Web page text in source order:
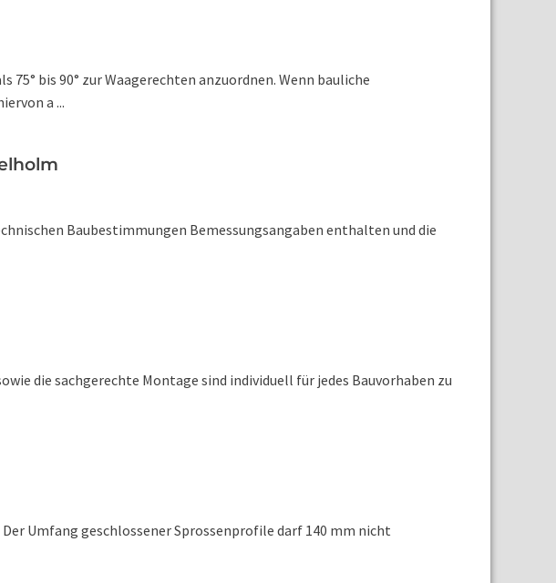
bis 90° zur Waagerechten anzuordnen. Wenn bauliche
a ...
Baubestimmungen Bemessungsangaben enthalten und die
die sachgerechte Montage sind individuell für jedes Bauvorhaben zu
Umfang geschlossener Sprossenprofile darf 140 mm nicht